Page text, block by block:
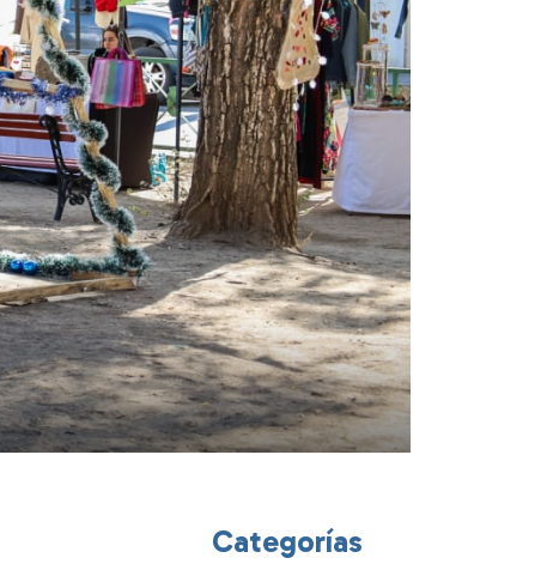
Categorías